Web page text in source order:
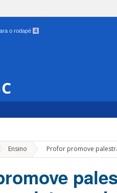
o rodapé 4
Ensino » Profor promove